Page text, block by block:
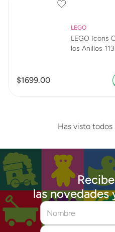
LEGO
LEGO Icons
los Anillos
$1699.00
Has visto todos
las novedades